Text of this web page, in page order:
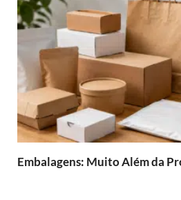
Embalagens: Muito Além da